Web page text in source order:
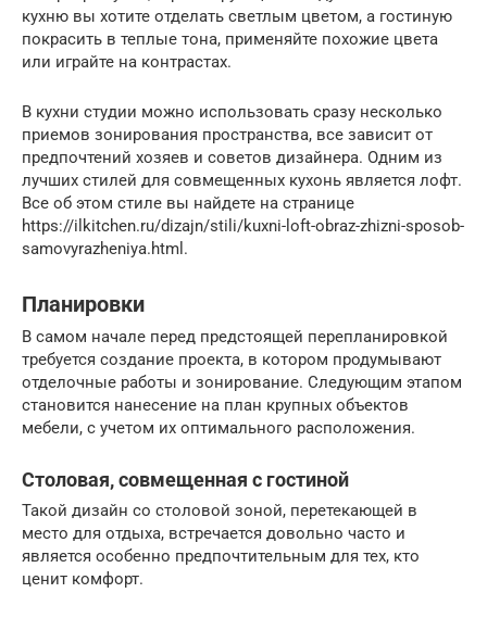
кухню вы хотите отделать светлым цветом, а гостиную
покрасить в теплые тона, применяйте похожие цвета
или играйте на контрастах.
В кухни студии можно использовать сразу несколько
приемов зонирования пространства, все зависит от
предпочтений хозяев и советов дизайнера. Одним из
лучших стилей для совмещенных кухонь является лофт.
Все об этом стиле вы найдете на странице
https://ilkitchen.ru/dizajn/stili/kuxni-loft-obraz-zhizni-sposob-
samovyrazheniya.html.
Планировки
В самом начале перед предстоящей перепланировкой
требуется создание проекта, в котором продумывают
отделочные работы и зонирование. Следующим этапом
становится нанесение на план крупных объектов
мебели, с учетом их оптимального расположения.
Столовая, совмещенная с гостиной
Такой дизайн со столовой зоной, перетекающей в
место для отдыха, встречается довольно часто и
является особенно предпочтительным для тех, кто
ценит комфорт.